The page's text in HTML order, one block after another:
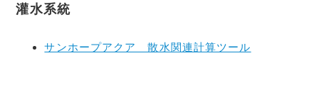
灌水系統
サンホープアクア 散水関連計算ツール